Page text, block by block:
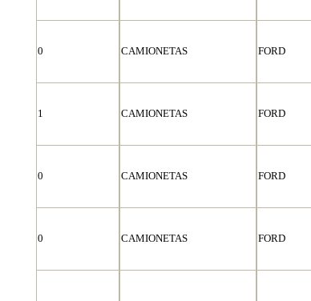
0 CAMIONETAS FORD
1 CAMIONETAS FORD
0 CAMIONETAS FORD
0 CAMIONETAS FORD